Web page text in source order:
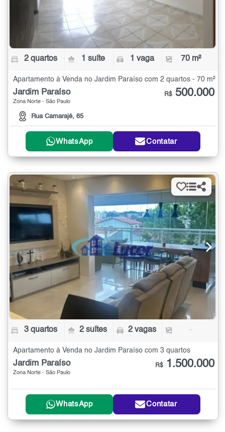
2 quartos 1 suíte 1 vaga 70 m²
Apartamento à Venda no Jardim Paraíso com 2 quartos - 70 m²
Jardim Paraíso
Zona Norte - São Paulo
Rua Camarajé, 65
R$ 500.000
WhatsApp Contatar
3 quartos 2 suítes 2 vagas -
Apartamento à Venda no Jardim Paraíso com 3 quartos
Jardim Paraíso
Zona Norte - São Paulo
R$ 1.500.000
WhatsApp Contatar